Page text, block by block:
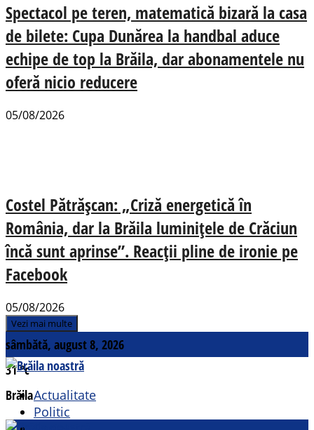
Spectacol pe teren, matematică bizară la casa
de bilete: Cupa Dunărea la handbal aduce
echipe de top la Brăila, dar abonamentele nu
oferă nicio reducere
05/08/2026
Costel Pătrășcan: „Criză energetică în
România, dar la Brăila luminițele de Crăciun
încă sunt aprinse”. Reacții pline de ironie pe
Facebook
05/08/2026
Vezi mai multe
sâmbătă, august 8, 2026
31°c
BrăilaActualitate
Politic